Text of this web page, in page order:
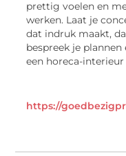
prettig voelen en
werken. Laat je
dat indruk maakt,
bespreek je
een horeca-
https://